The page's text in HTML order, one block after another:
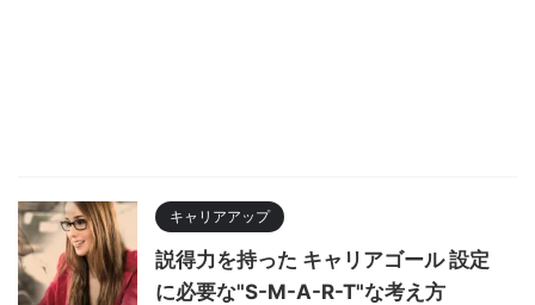
キャリアアップ
説得力を持った キャリアゴール 設定
に必要な"S-M-A-R-T"な考え方